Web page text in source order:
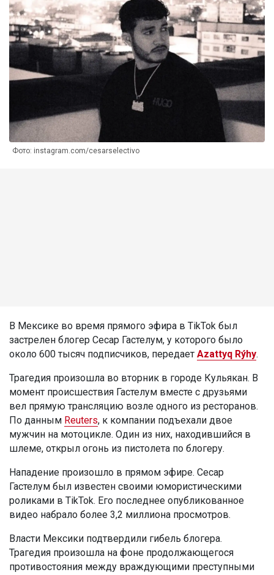
Фото: instagram.com/cesarselectivo
В Мексике во время прямого эфира в TikTok был
застрелен блогер Сесар Гастелум, у которого было
около 600 тысяч подписчиков, передает Azattyq Rýhy.
Трагедия произошла во вторник в городе Кульякан. В
момент происшествия Гастелум вместе с друзьями
вел прямую трансляцию возле одного из ресторанов.
По данным Reuters, к компании подъехали двое
мужчин на мотоцикле. Один из них, находившийся в
шлеме, открыл огонь из пистолета по блогеру.
Нападение произошло в прямом эфире. Сесар
Гастелум был известен своими юмористическими
роликами в TikTok. Его последнее опубликованное
видео набрало более 3,2 миллиона просмотров.
Власти Мексики подтвердили гибель блогера.
Трагедия произошла на фоне продолжающегося
противостояния между враждующими преступными